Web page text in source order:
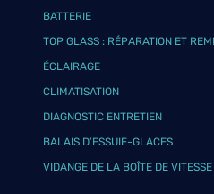
BATTERIE
TOP GLASS : RÉPARATION ET
ÉCLAIRAGE
CLIMATISATION
DIAGNOSTIC ENTRETIEN
BALAIS D’ESSUIE-GLACES
VIDANGE DE LA BOÎTE DE VITESSE